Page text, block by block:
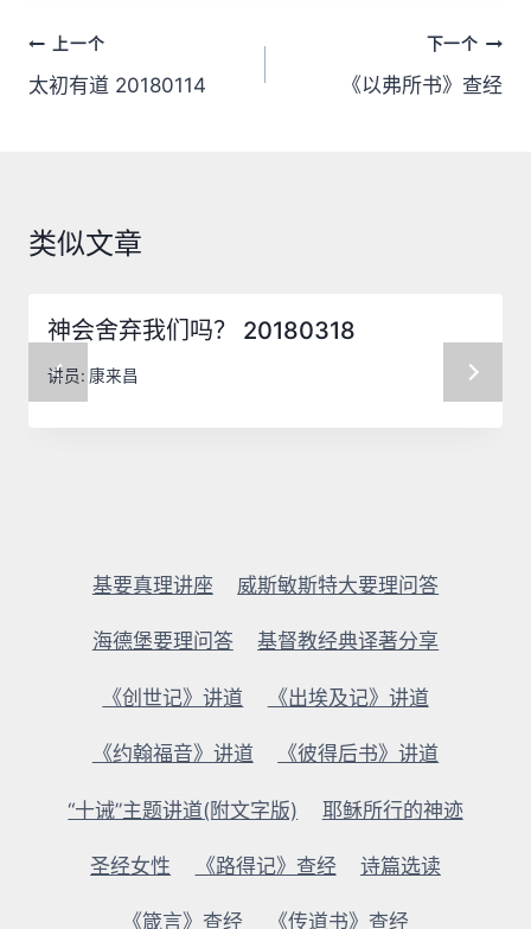
文
章
上一个
太初有道 20180114
下一个
《以弗所书》查经
类似文章
神会舍弃我们吗？ 20180318
讲员: 康来昌
基要真理讲座 威斯敏斯特大要理问答
海德堡要理问答 基督教经典译著分享
《创世记》讲道 《出埃及记》讲道
《约翰福音》讲道 《彼得后书》讲道
“十诫”主题讲道(附文字版) 耶稣所行的神迹
圣经女性 《路得记》查经 诗篇选读
《箴言》查经 《传道书》查经